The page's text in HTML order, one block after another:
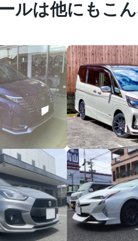
ルは他にもこ